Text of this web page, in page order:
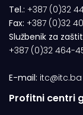
Tel.: +387 (0)32
Fax: +387 (0)32
Službenik za
+387 (0)32 464-
E-mail: itc@itc.ba
Profitni centri